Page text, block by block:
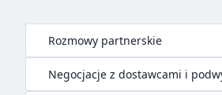
Rozmowy partnerskie
Negocjacje z dostawcami i